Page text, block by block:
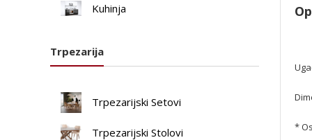
*
Kuhinja
Trpezarija
Trpezarijski Setovi
Trpezarijski Stolovi